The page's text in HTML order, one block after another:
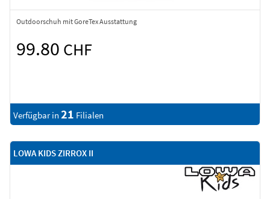
Outdoorschuh mit GoreTex Ausstattung
99.80 CHF
Verfügbar in 21 Filialen
LOWA KIDS ZIRROX II